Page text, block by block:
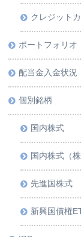
クレジット
ポートフォリオ
配当金入金状況
個別銘柄
国内株式
国内株式（
先進国株式
新興国債権